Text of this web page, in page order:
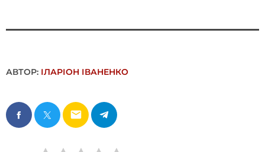
АВТОР: ІЛАРІОН ІВАНЕНКО
email